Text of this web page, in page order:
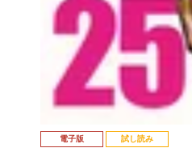
電子版 試し読み